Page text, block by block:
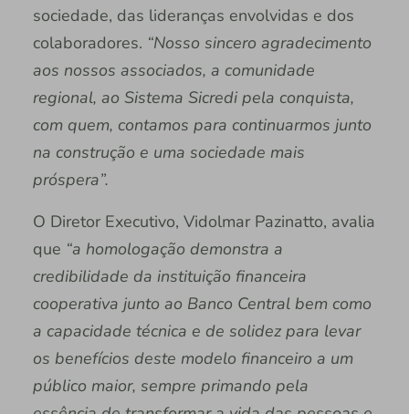
sociedade, das lideranças envolvidas e dos
colaboradores. “Nosso sincero agradecimento
aos nossos associados, a comunidade
regional, ao Sistema Sicredi pela conquista,
com quem, contamos para continuarmos junto
na construção e uma sociedade mais
próspera”.
O Diretor Executivo, Vidolmar Pazinatto, avalia
que “a homologação demonstra a
credibilidade da instituição financeira
cooperativa junto ao Banco Central bem como
a capacidade técnica e de solidez para levar
os benefícios deste modelo financeiro a um
público maior, sempre primando pela